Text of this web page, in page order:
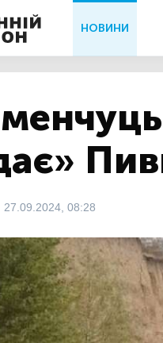
НОВИНИ
27.09.2024, 08:28